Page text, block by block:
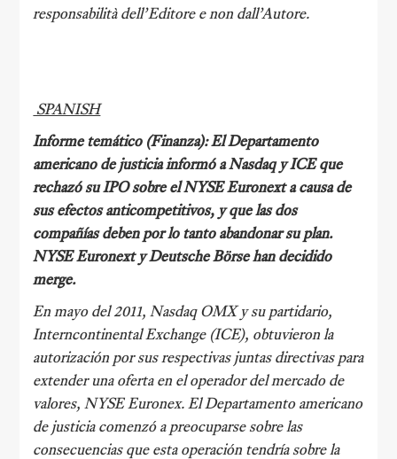
responsabilità dell’Editore e non dall’Autore.
SPANISH
Informe temático (Finanza): El Departamento
americano de justicia informó a Nasdaq y ICE que
rechazó su IPO sobre el NYSE Euronext a causa de
sus efectos anticompetitivos, y que las dos
compañías deben por lo tanto abandonar su plan.
NYSE Euronext y Deutsche Börse han decidido
merge.
En mayo del 2011, Nasdaq OMX y su partidario,
Interncontinental Exchange (ICE), obtuvieron la
autorización por sus respectivas juntas directivas para
extender una oferta en el operador del mercado de
valores, NYSE Euronex. El Departamento americano
de justicia comenzó a preocuparse sobre las
consecuencias que esta operación tendría sobre la